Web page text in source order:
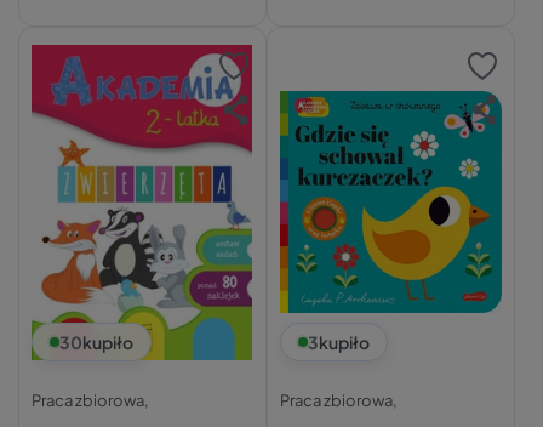
30kupiło
Praca zbiorowa,
3kupiło
Praca zbiorowa,